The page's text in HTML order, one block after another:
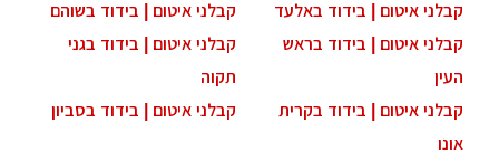
קבלני איטום | בידוד באלעד
קבלני איטום | בידוד בשוהם
קבלני איטום | בידוד בראש
העין
קבלני איטום | בידוד בגני
תקוה
קבלני איטום | בידוד בקרית
אונו
קבלני איטום | בידוד בסביון